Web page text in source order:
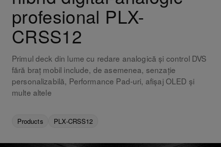
profesional PLX-
CRSS12
Primul deck din lume cu redare analogică și control DVS
fără braț mobil include, de asemenea, senzație
personalizabilă, Performance Pad-uri, afișaj OLED și
multe altele
Products PLX-CRSS12